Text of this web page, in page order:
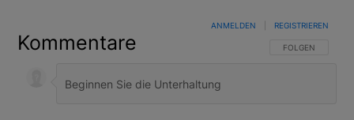
Kommentare FOLGE DIESER
FOLGEN
ANMELDEN REGISTRIEREN